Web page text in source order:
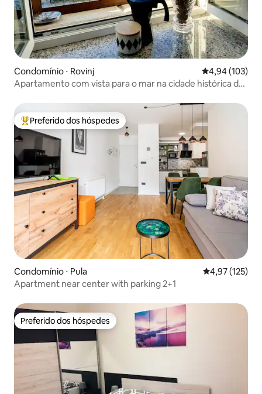
Condomínio ⋅ Rovinj 4,94 de uma
4,94 (103)
Apartamento com vista para o mar na cidade histórica de
Entre os melhores preferidos dos hóspedes
Preferido dos hóspedes
Condomínio ⋅ Pula 4,97 de uma
4,97 (125)
Apartment near center with parking 2+1
Preferido dos hóspedes
Preferido dos hóspedes